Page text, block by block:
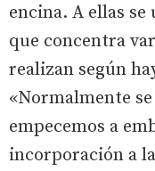
encina. A ellas
que concentra
realizan según
«Normalmente
empecemos a
incorporación a